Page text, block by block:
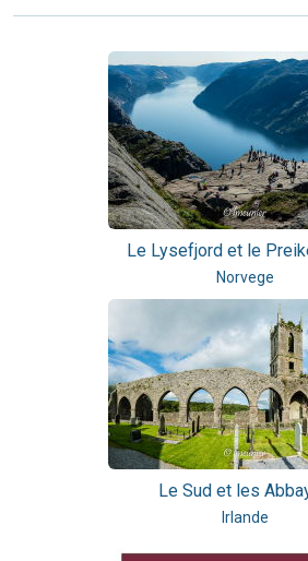
Le Lysefjord et le
Norvege
Le Sud et les
Irlande